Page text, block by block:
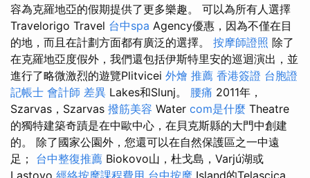
容為克羅地亞的假期提供了更多樂趣。 可以為所有人選擇
Travelorigo Travel 台中spa Agency優惠，因為不僅在目
的地，而且在計劃方面都有廣泛的選擇。 按摩師證照 除了
在克羅地亞度假外，我們還包括伊斯特里安的巡迴演出，並
進行了略微激烈的遊覽Plitvicei 外燴 推薦 香港簽證 台胞證
記帳士 會計師 差異 Lakes和Slunj。 腰痛 2011年，
Szarvas，Szarvas 撥筋美容 Water com是什麼 Theatre
的獨特建築奇蹟是在中歐中心，在貝克斯縣的大門中創建
的。 除了國家公園外，您還可以在自然保護區之一中遠
足； 台中整復推薦 Biokovo山，杜戈島，Varjú湖或
Lastovo 經絡按摩課程費用 台中按摩 Island的Telascica。